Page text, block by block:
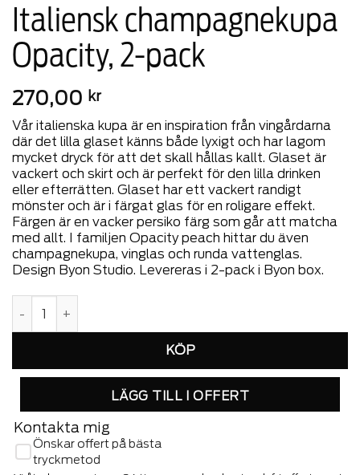
Italiensk champagnekupa
Opacity, 2-pack
270,00 kr
Vår italienska kupa är en inspiration från vingårdarna
där det lilla glaset känns både lyxigt och har lagom
mycket dryck för att det skall hållas kallt. Glaset är
vackert och skirt och är perfekt för den lilla drinken
eller efterrätten. Glaset har ett vackert randigt
mönster och är i färgat glas för en roligare effekt.
Färgen är en vacker persiko färg som går att matcha
med allt. I familjen Opacity peach hittar du även
champagnekupa, vinglas och runda vattenglas.
Design Byon Studio. Levereras i 2-pack i Byon box.
Kontakta mig
Önskar offert på bästa
tryckmetod
LÄGG TILL I OFFERT